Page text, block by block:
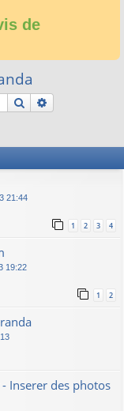
de
Rechercher
21:44
1 2 3 4
19:22
1 2
Inserer des photos